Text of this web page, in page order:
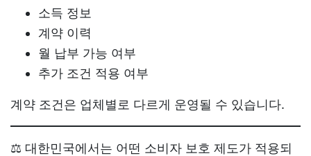
소득 정보
계약 이력
월 납부 가능 여부
추가 조건 적용 여부
계약 조건은 업체별로 다르게 운영될 수 있습니다.
⚖️ 대한민국에서는 어떤 소비자 보호 제도가 적용되